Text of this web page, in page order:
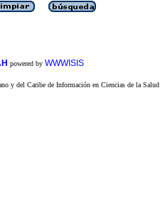
powered by WWWISIS
y del Caribe de Información en Ciencias de la Salud